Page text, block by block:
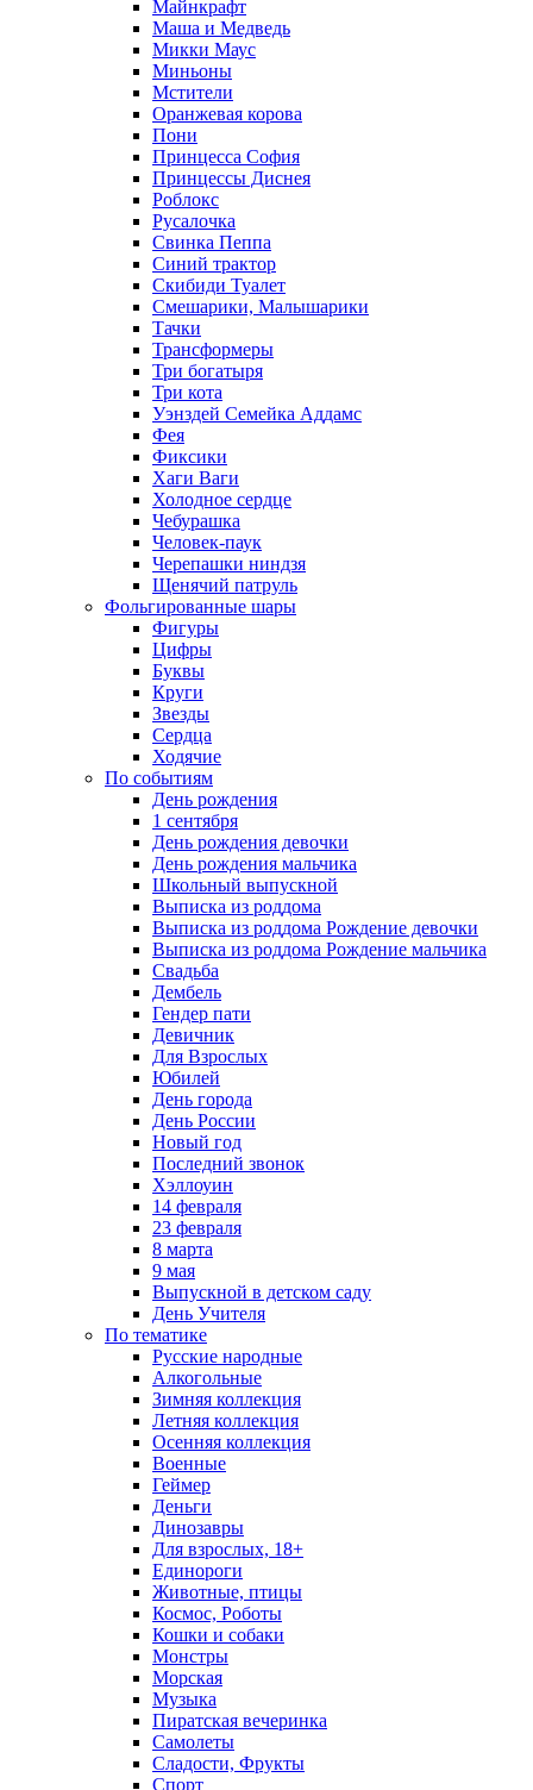
Майнкрафт
Маша и Медведь
Микки Маус
Миньоны
Мстители
Оранжевая корова
Пони
Принцесса София
Принцессы Диснея
Роблокс
Русалочка
Свинка Пеппа
Синий трактор
Скибиди Туалет
Смешарики, Малышарики
Тачки
Трансформеры
Три богатыря
Три кота
Уэнздей Семейка Аддамс
Фея
Фиксики
Хаги Ваги
Холодное сердце
Чебурашка
Человек-паук
Черепашки ниндзя
Щенячий патруль
Фольгированные шары
Фигуры
Цифры
Буквы
Круги
Звезды
Сердца
Ходячие
По событиям
День рождения
1 сентября
День рождения девочки
День рождения мальчика
Школьный выпускной
Выписка из роддома
Выписка из роддома Рождение девочки
Выписка из роддома Рождение мальчика
Свадьба
Дембель
Гендер пати
Девичник
Для Взрослых
Юбилей
День города
День России
Новый год
Последний звонок
Хэллоуин
14 февраля
23 февраля
8 марта
9 мая
Выпускной в детском саду
День Учителя
По тематике
Русские народные
Алкогольные
Зимняя коллекция
Летняя коллекция
Осенняя коллекция
Военные
Геймер
Деньги
Динозавры
Для взрослых, 18+
Единороги
Животные, птицы
Космос, Роботы
Кошки и собаки
Монстры
Морская
Музыка
Пиратская вечеринка
Самолеты
Сладости, Фрукты
Спорт